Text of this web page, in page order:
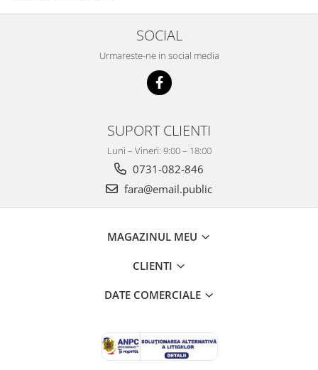
SOCIAL
Urmareste-ne in social media
SUPORT CLIENTI
Luni – Vineri: 9:00 – 18:00
0731-082-846
fara@email.public
MAGAZINUL MEU
CLIENTI
DATE COMERCIALE